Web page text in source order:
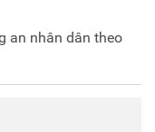
an nhân dân theo